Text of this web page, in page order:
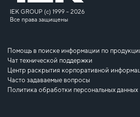
IEK GROUP (c) 1999 – 2026
Все права защищены
Помощь в поиске информации по
Чат технической поддержки
Центр раскрытия корпоративной
Часто задаваемые вопросы
Политика обработки персональных данных